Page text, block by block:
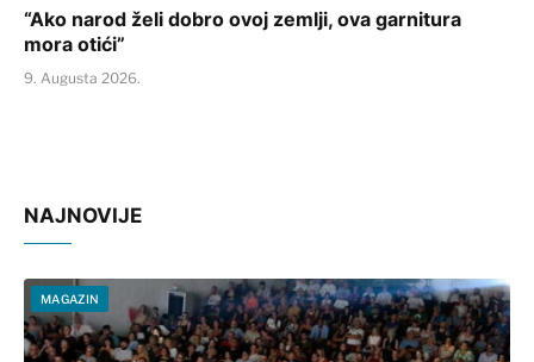
“Ako narod želi dobro ovoj zemlji, ova garnitura
mora otići”
9. Augusta 2026.
NAJNOVIJE
MAGAZIN